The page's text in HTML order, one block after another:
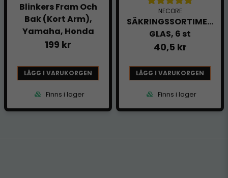
Blinkers Fram Och
Bak (Kort Arm),
Yamaha, Honda
199 kr
LÄGG I VARUKORGEN
Finns i lager
NECORE
SÄKRINGSSORTIMENT,
GLAS, 6 st
40,5 kr
LÄGG I VARUKORGEN
Finns i lager